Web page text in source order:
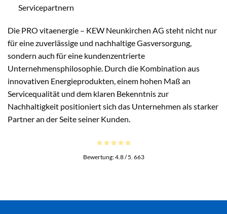
Servicepartnern
Die PRO vitaenergie – KEW Neunkirchen AG steht nicht nur
für eine zuverlässige und nachhaltige Gasversorgung,
sondern auch für eine kundenzentrierte
Unternehmensphilosophie. Durch die Kombination aus
innovativen Energieprodukten, einem hohen Maß an
Servicequalität und dem klaren Bekenntnis zur
Nachhaltigkeit positioniert sich das Unternehmen als starker
Partner an der Seite seiner Kunden.
Bewertung:4.8/ 5. 663